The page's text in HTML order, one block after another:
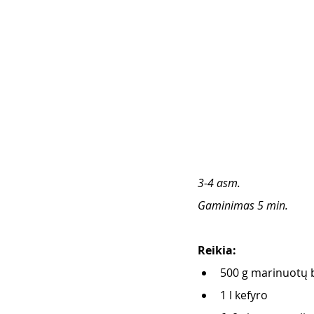
3-4 asm.
Gaminimas 5 min.
Reikia:
500 g marinuotų
1 l kefyro